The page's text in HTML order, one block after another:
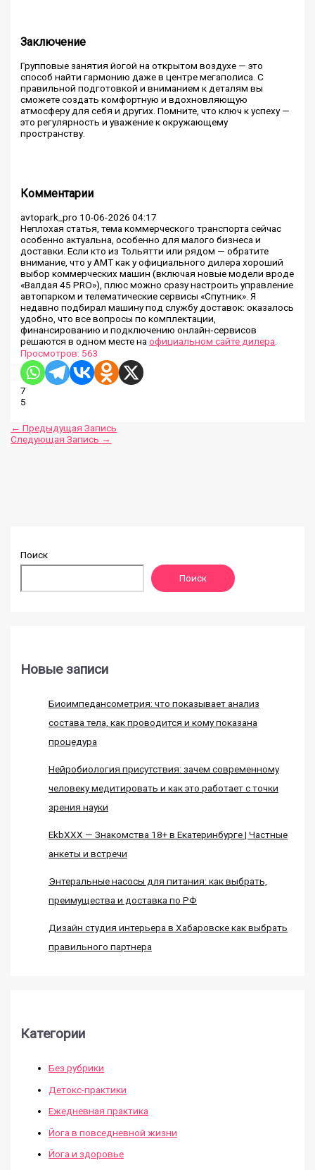
Заключение
Групповые занятия йогой на открытом воздухе — это
способ найти гармонию даже в центре мегаполиса. С
правильной подготовкой и вниманием к деталям вы
сможете создать комфортную и вдохновляющую
атмосферу для себя и других. Помните, что ключ к успеху —
это регулярность и уважение к окружающему
пространству.
Комментарии
avtopark_pro 10-06-2026 04:17
Неплохая статья, тема коммерческого транспорта сейчас
особенно актуальна, особенно для малого бизнеса и
доставки. Если кто из Тольятти или рядом — обратите
внимание, что у АМТ как у официального дилера хороший
выбор коммерческих машин (включая новые модели вроде
«Валдая 45 PRO»), плюс можно сразу настроить управление
автопарком и телематические сервисы «Спутник». Я
недавно подбирал машину под службу доставок: оказалось
удобно, что все вопросы по комплектации,
финансированию и подключению онлайн‑сервисов
решаются в одном месте наофициальном сайте дилера
Просмотров: 563
7
5
← Предыдущая Запись
Следующая Запись →
Поиск
Поиск
Новые записи
Биоимпедансометрия: что показывает анализ
состава тела, как проводится и кому показана
процедура
Нейробиология присутствия: зачем современному
человеку медитировать и как это работает с точки
зрения науки
EkbXXX — Знакомства 18+ в Екатеринбурге | Частные
анкеты и встречи
Энтеральные насосы для питания: как выбрать,
преимущества и доставка по РФ
Дизайн студия интерьера в Хабаровске как выбрать
правильного партнера
Категории
Без рубрики
Детокс-практики
Ежедневная практика
Йога в повседневной жизни
Йога и здоровье